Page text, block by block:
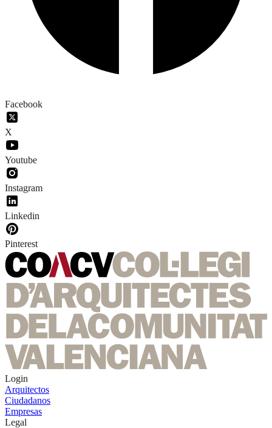
Facebook
X
Youtube
Instagram
Linkedin
Pinterest
Login
Arquitectos
Ciudadanos
Empresas
Legal